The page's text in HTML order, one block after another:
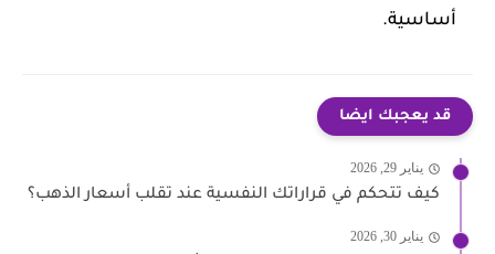
أساسية.
قد يعجبك ايضا
يناير 29, 2026
كيف تتحكم في قراراتك النفسية عند تقلب أسعار الذهب؟
يناير 30, 2026